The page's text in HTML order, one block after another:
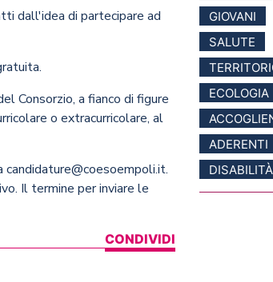
dall'idea di partecipare ad
Consorzio, a fianco di figure
o extracurricolare, al
candidature@coesoempoli.it.
Il termine per inviare le
CONDIVIDI
GIOVANI
SALUTE
ECOLOGIA
ADERENTI
DISABILITÀ